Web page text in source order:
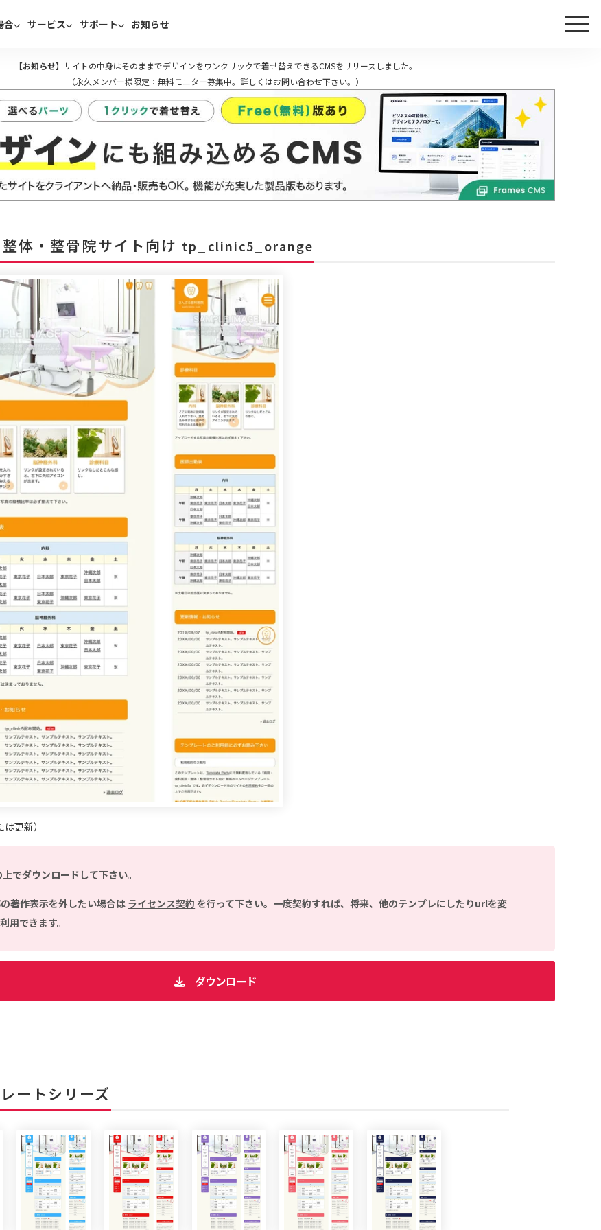
合 サービス サポート お知らせ
【お知らせ】 サイトの中身はそのままでデザインをワンクリックで着せ替えできるCMSをリリースしました。
（永久メンバー様限定：無料モニター募集中。詳しくはお問い合わせ下さい。）
体・整骨院サイト向け tp_clinic5_orange
更新）
でダウンロードして下さい。
著作表示を外したい場合は ライセンス契約 を行って下さい。一度契約すれば、将来、他のテンプレにしたりurlを変
用できます。
ダウンロード
ートシリーズ